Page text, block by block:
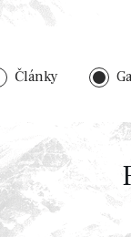
Články